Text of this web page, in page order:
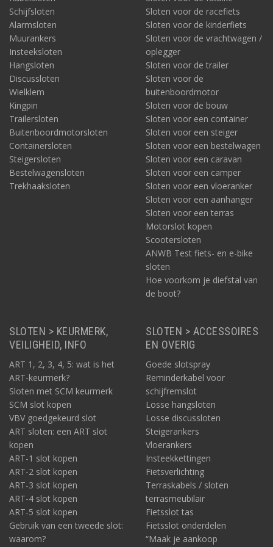
Schijfsloten
Alarmsloten
Muurankers
Insteeksloten
Hangsloten
Discussloten
Wielklem
Kingpin
Trailersloten
Buitenboordmotorsloten
Containersloten
Steigersloten
Bestelwagensloten
Trekhaaksloten
Sloten voor de racefiets
Sloten voor de kinderfiets
Sloten voor de vrachtwagen /
oplegger
Sloten voor de trailer
Sloten voor de
buitenboordmotor
Sloten voor de bouw
Sloten voor een container
Sloten voor een steiger
Sloten voor een bestelwagen
Sloten voor een caravan
Sloten voor een camper
Sloten voor een vloeranker
Sloten voor een aanhanger
Sloten voor een terras
Motorslot kopen
Scootersloten
ANWB Test fiets- en e-bike
sloten
Hoe voorkom je diefstal van
de boot?
SLOTEN > KEURMERK,
VEILIGHEID, INFO
ART 1, 2, 3, 4, 5: wat is het
ART-keurmerk?
Sloten met SCM keurmerk
SCM slot kopen
VBV goedgekeurd slot
ART sloten: een ART slot
kopen
ART-1 slot kopen
ART-2 slot kopen
ART-3 slot kopen
ART-4 slot kopen
ART-5 slot kopen
Gebruik van een tweede slot:
waarom?
SLOTEN > ACCESSOIRES
EN OVERIG
Goede slotspray
Reminderkabel voor
schijfremslot
Losse hangsloten
Losse discussloten
Steigerankers
Vloerankers
Insteekkettingen
Fietsverlichting
Terraskabels / sloten
terrasmeubilair
Fietsslot tas
Fietsslot onderdelen
“Maak je aankoop